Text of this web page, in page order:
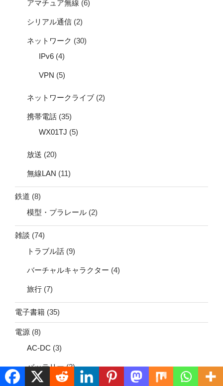
アマチュア無線 (6)
シリアル通信 (2)
ネットワーク (30)
IPv6 (4)
VPN (5)
ネットワークライブ (2)
携帯電話 (35)
WX01TJ (5)
放送 (20)
無線LAN (11)
鉄道 (8)
模型・プラレール (2)
雑談 (74)
トラブル話 (9)
バーチャルキャラクター (4)
旅行 (7)
電子書籍 (35)
電源 (8)
AC-DC (3)
バッテリー(3)